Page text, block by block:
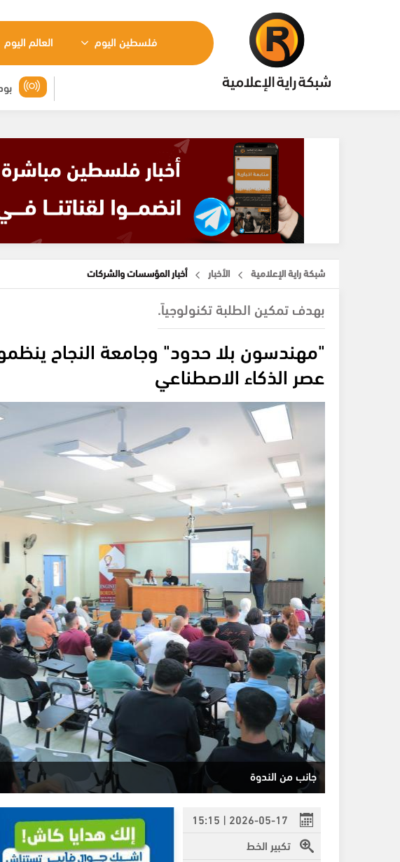
فلسطين اليوم العالم اليوم
شبكة راية الإعلامية الأخبار أخبار المؤسسات والشركات
بهدف تمكين الطلبة تكنولوجياً.
"مهندسون بلا حدود" وجامعة النجاح
عصر الذكاء الاصطناعي
جانب من الندوة
2026-05-17 | 15:15
تكبير الخط